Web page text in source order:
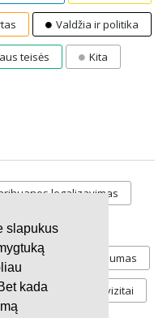
slapukus
kada
Valdžia ir politika
teisės Kita
legalizavimas
atemimas
referendumas
Valandos Rekvizitai